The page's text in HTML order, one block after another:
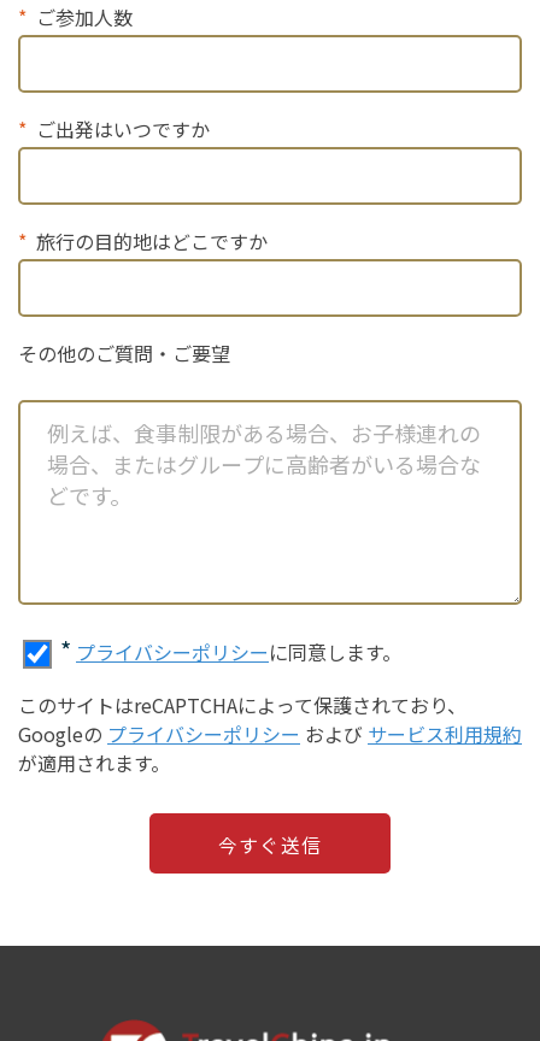
ご参加人数
ご出発はいつですか
旅行の目的地はどこですか
その他のご質問・ご要望
* プライバシーポリシーに同意します。
このサイトはreCAPTCHAによって保護されており、
Googleの プライバシーポリシー および サービス利用規約
が適用されます。